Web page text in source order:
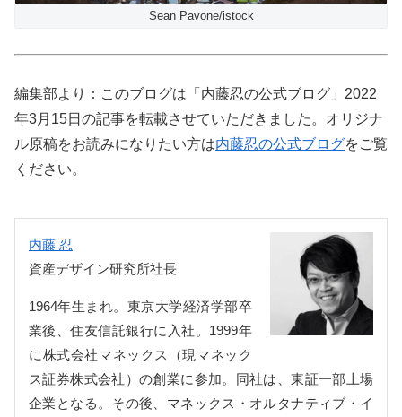
Sean Pavone/istock
編集部より：このブログは「内藤忍の公式ブログ」2022
年3月15日の記事を転載させていただきました。オリジナ
ル原稿をお読みになりたい方は内藤忍の公式ブログをご覧
ください。
内藤 忍
資産デザイン研究所社長
1964年生まれ。東京大学経済学部卒
業後、住友信託銀行に入社。1999年
に株式会社マネックス（現マネック
ス証券株式会社）の創業に参加。同社は、東証一部上場
企業となる。その後、マネックス・オルタナティブ・イ